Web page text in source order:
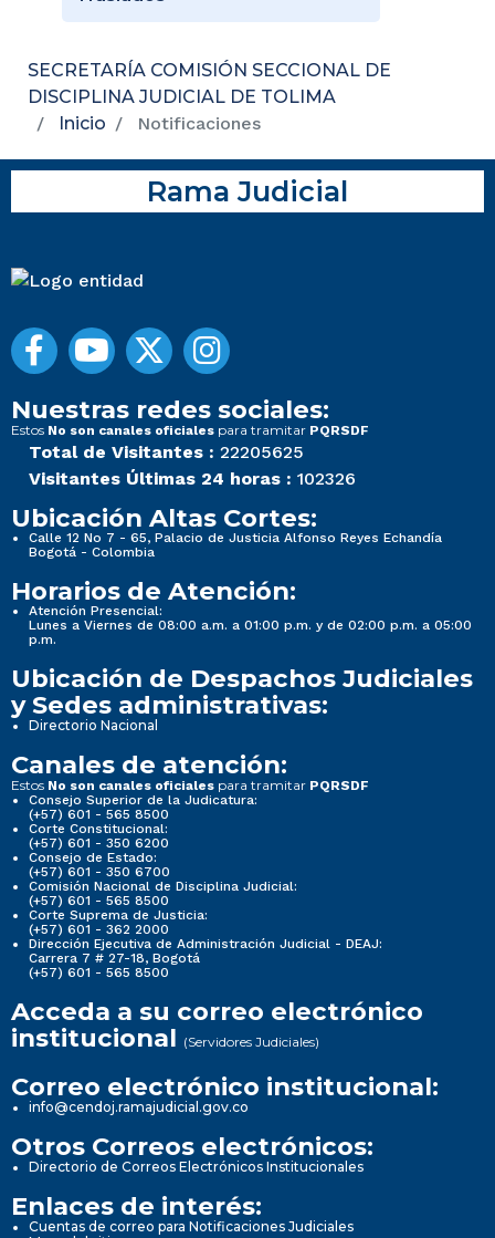
SECRETARÍA COMISIÓN SECCIONAL DE
DISCIPLINA JUDICIAL DE TOLIMA
Inicio
Notificaciones
Rama Judicial
Nuestras redes sociales:
Estos No son canales oficiales para tramitar PQRSDF
Total de Visitantes : 22205625
Visitantes Últimas 24 horas : 102326
Ubicación Altas Cortes:
Calle 12 No 7 - 65, Palacio de Justicia Alfonso Reyes Echandía
Bogotá - Colombia
Horarios de Atención:
Atención Presencial:
Lunes a Viernes de 08:00 a.m. a 01:00 p.m. y de 02:00 p.m. a 05:00
p.m.
Ubicación de Despachos Judiciales
y Sedes administrativas:
Directorio Nacional
Canales de atención:
Estos No son canales oficiales para tramitar PQRSDF
Consejo Superior de la Judicatura:
(+57) 601 - 565 8500
Corte Constitucional:
(+57) 601 - 350 6200
Consejo de Estado:
(+57) 601 - 350 6700
Comisión Nacional de Disciplina Judicial:
(+57) 601 - 565 8500
Corte Suprema de Justicia:
(+57) 601 - 362 2000
Dirección Ejecutiva de Administración Judicial - DEAJ:
Carrera 7 # 27-18, Bogotá
(+57) 601 - 565 8500
Acceda a su correo electrónico
institucional (Servidores Judiciales)
Correo electrónico institucional:
info@cendoj.ramajudicial.gov.co
Otros Correos electrónicos:
Directorio de Correos Electrónicos Institucionales
Enlaces de interés:
Cuentas de correo para Notificaciones Judiciales